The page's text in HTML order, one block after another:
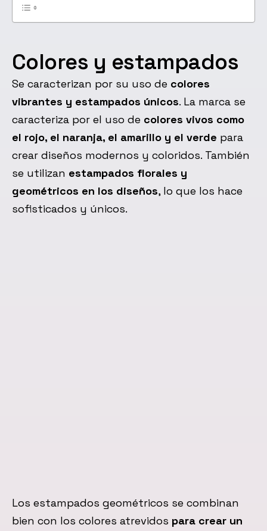
Colores y estampados
Se caracterizan por su uso de colores
vibrantes y estampados únicos. La marca se
caracteriza por el uso de colores vivos como
el rojo, el naranja, el amarillo y el verde para
crear diseños modernos y coloridos. También
se utilizan estampados florales y
geométricos en los diseños, lo que los hace
sofisticados y únicos.
Los estampados geométricos se combinan
bien con los colores atrevidos para crear un